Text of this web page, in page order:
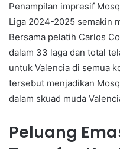
Penampilan impresif
Liga 2024-2025 semakin
Bersama pelatih Carlos
dalam 33 laga dan total
untuk Valencia di semua
tersebut menjadikan
dalam skuad muda
Peluang